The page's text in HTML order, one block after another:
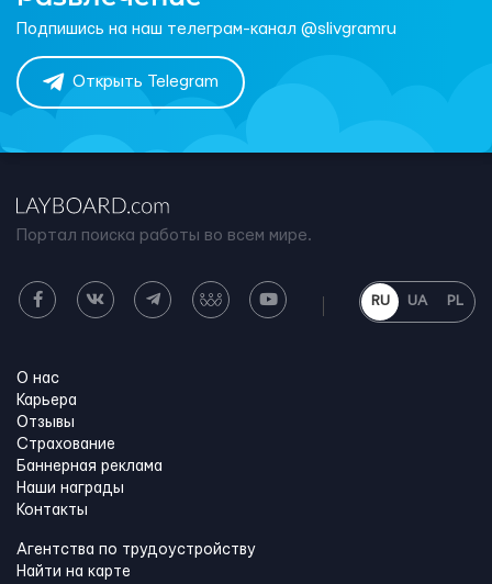
Подпишись на наш телеграм-канал @slivgramru
Открыть Telegram
Портал поиска работы во всем мире.
RU UA PL
О нас
Карьера
Отзывы
Страхование
Баннерная реклама
Наши награды
Контакты
Агентства по трудоустройству
Найти на карте